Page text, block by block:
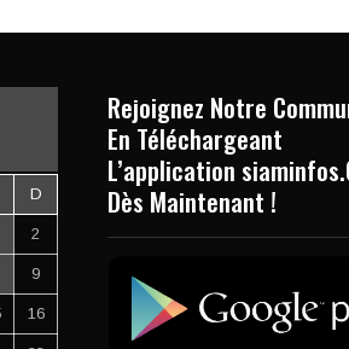
D
2
9
16
Rejoignez Notre
En Téléchargeant
L’application
Dès Maintenant !